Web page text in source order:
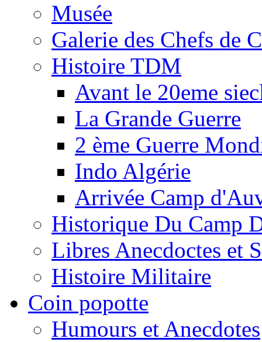
Musée
Galerie des Chefs de
Histoire TDM
Avant le 20eme
La Grande Guerre
2 ème Guerre
Indo Algérie
Arrivée Camp
Historique Du Camp
Libres Anecdoctes et
Histoire Militaire
Coin popotte
Humours et Anecdotes